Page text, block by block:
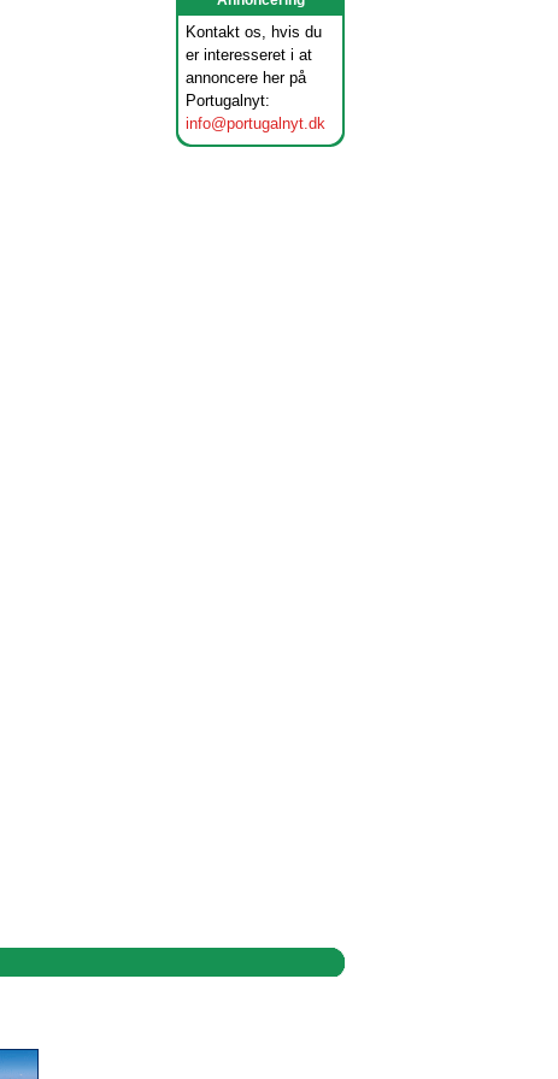
Kontakt os, hvis du
er interesseret i at
annoncere her på
Portugalnyt:
info@portugalnyt.dk